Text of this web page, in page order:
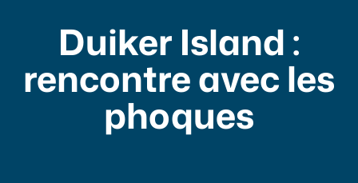
Duiker Island :
rencontre avec les
phoques